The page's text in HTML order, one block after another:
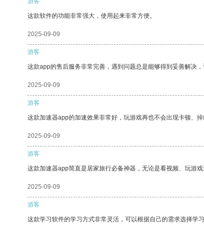
这款软件的功能非常强大，使用起来非常方便。
2025-09-09
游客
这款app的售后服务非常完善，遇到问题总是能够得到妥善解决，
2025-09-09
游客
这款加速器app的加速效果非常好，玩游戏再也不会出现卡顿、
2025-09-09
游客
这款加速器app简直是居家旅行必备神器，无论是看视频、玩游
2025-09-09
游客
这款学习软件的学习方式非常灵活，可以根据自己的需求选择学